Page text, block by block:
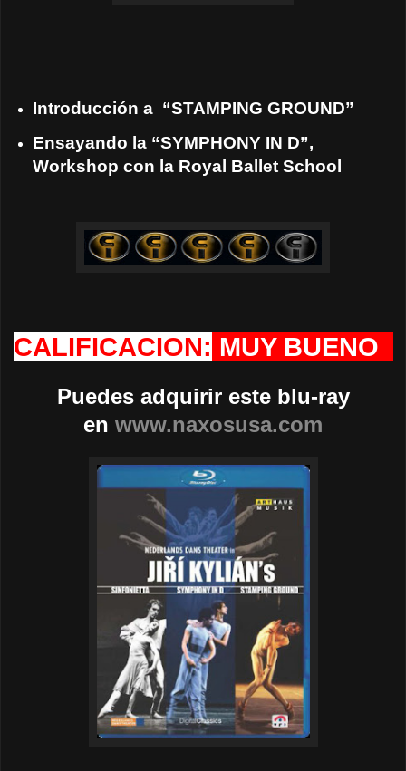
Introducción a “STAMPING GROUND”
Ensayando la “SYMPHONY IN D”,
Workshop con la Royal Ballet School
CALIFICACION: MUY BUENO
Puedes adquirir este blu-ray
en www.naxosusa.com